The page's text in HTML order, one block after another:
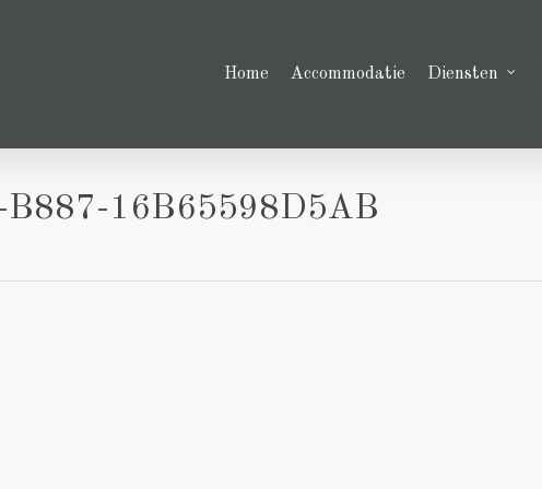
Home Accommodatie Diensten
16B65598D5AB